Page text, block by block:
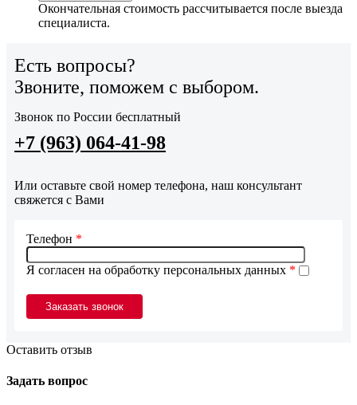
Окончательная стоимость рассчитывается после выезда
специалиста.
Есть вопросы?
Звоните, поможем с выбором.
Звонок по России бесплатный
+7 (963) 064-41-98
Или оставьте свой номер телефона, наш консультант
свяжется с Вами
Я согласен на обработку персональных данных *
Телефон *
Оставить отзыв
Задать вопрос